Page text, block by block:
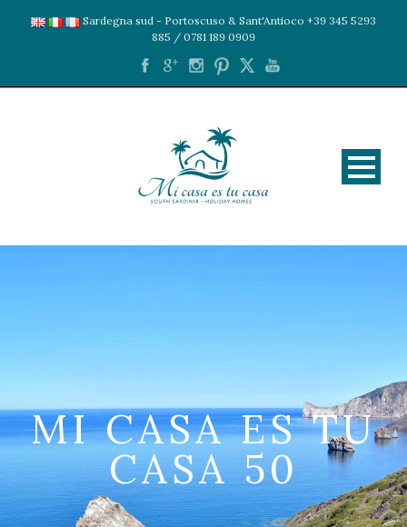
Sardegna sud - Portoscuso & Sant'Antioco +39 345 5293
885 / 0781 189 0909
MI CASA ES TU
CASA 50